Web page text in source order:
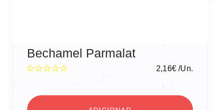
Bechamel Parmalat
2,16€ /Un.